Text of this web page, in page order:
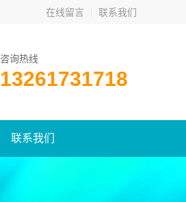
在线留言 联系我们
咨询热线
13261731718
联系我们